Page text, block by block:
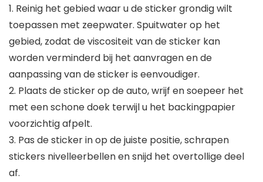
1. Reinig het gebied waar u de sticker grondig wilt
toepassen met zeepwater. Spuitwater op het
gebied, zodat de viscositeit van de sticker kan
worden verminderd bij het aanvragen en de
aanpassing van de sticker is eenvoudiger.
2. Plaats de sticker op de auto, wrijf en soepeer het
met een schone doek terwijl u het backingpapier
voorzichtig afpelt.
3. Pas de sticker in op de juiste positie, schrapen
stickers nivelleerbellen en snijd het overtollige deel
af.